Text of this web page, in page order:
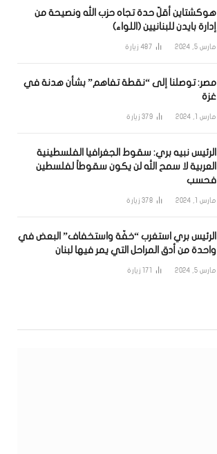
هوكشتاين أقلّ حدة تجاه حزب الله ونصيحة من
إدارة بايدن للبنانيين (اللواء)
مارس 5, 2024 487 زيارة
مصر: توصلنا إلى “نقطة تفاهم” بشأن هدنة في
غزة
مارس 1, 2024 379 زيارة
الرئيس نبيه بري: سقوط الجغرافيا الفلسطينية
العربية لا سمح الله لن يكون سقوطاً لفلسطين
فحسب
مارس 1, 2024 378 زيارة
الرئيس بري استغرب “خفّة واستخفاف” البعض في
واحدة من أدق المراحل التي يمر فيها لبنان
مارس 5, 2024 171 زيارة